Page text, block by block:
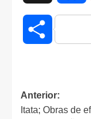
Compartir
Anterior:
Itata; Obras de